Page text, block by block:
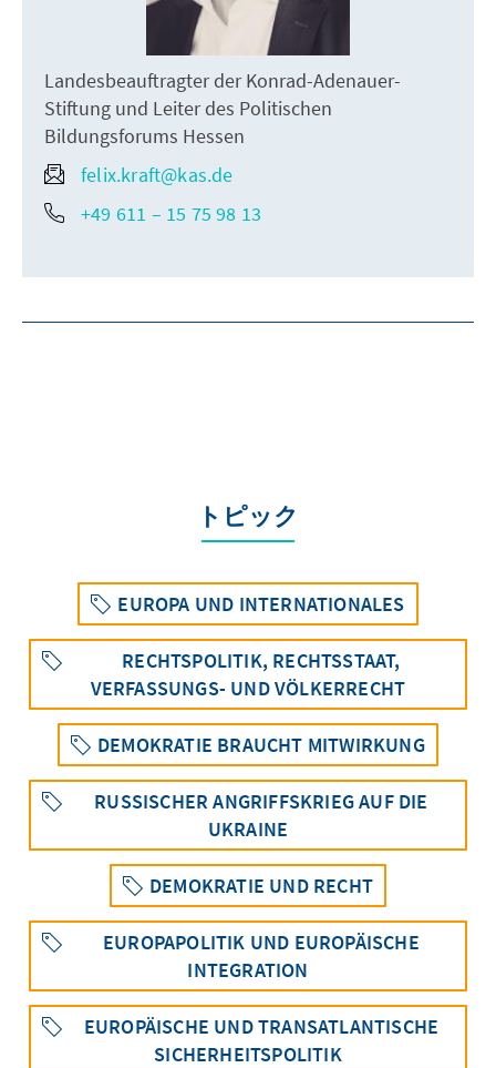
Landesbeauftragter der Konrad-Adenauer-
Stiftung und Leiter des Politischen
Bildungsforums Hessen
felix.kraft@kas.de
+49 611 – 15 75 98 13
トピック
EUROPA UND INTERNATIONALES
RECHTSPOLITIK, RECHTSSTAAT,
VERFASSUNGS- UND VÖLKERRECHT
DEMOKRATIE BRAUCHT MITWIRKUNG
RUSSISCHER ANGRIFFSKRIEG AUF DIE
UKRAINE
DEMOKRATIE UND RECHT
EUROPAPOLITIK UND EUROPÄISCHE
INTEGRATION
EUROPÄISCHE UND TRANSATLANTISCHE
SICHERHEITSPOLITIK